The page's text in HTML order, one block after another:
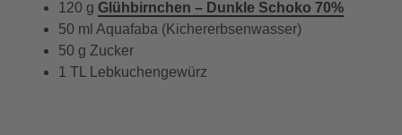
120 g Glühbirnchen – Dunkle Schoko 70%
50 ml Aquafaba (Kichererbsenwasser)
50 g Zucker
1 TL Lebkuchengewürz